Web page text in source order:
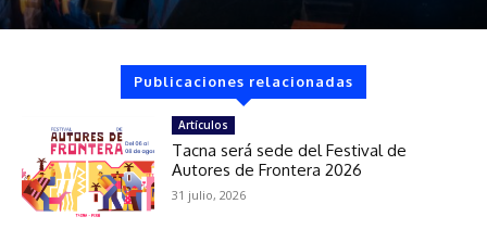
Publicaciones relacionadas
Artículos
Tacna será sede del Festival de
Autores de Frontera 2026
31 julio, 2026